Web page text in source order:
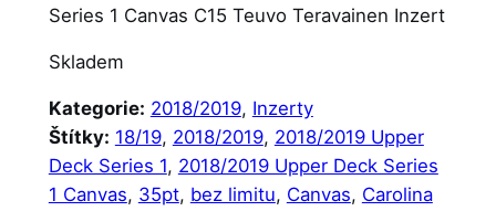
Series 1 Canvas C15 Teuvo Teravainen Inzert
Skladem
Kategorie: 2018/2019, Inzerty
Štítky: 18/19, 2018/2019, 2018/2019 Upper
Deck Series 1, 2018/2019 Upper Deck Series
1 Canvas, 35pt, bez limitu, Canvas, Carolina